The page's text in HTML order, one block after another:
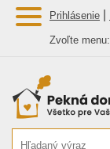
Prihlásenie
Zvoľte menu: